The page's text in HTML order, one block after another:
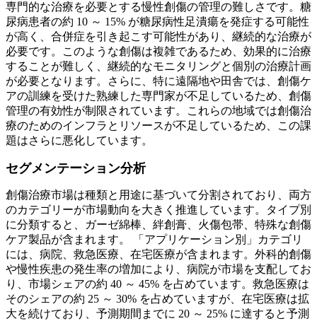
専門的な治療を必要とする慢性創傷の管理の難しさです。糖
尿病患者の約 10 ～ 15% が糖尿病性足潰瘍を発症する可能性
が高く、合併症を引き起こす可能性があり、継続的な治療が
必要です。このような創傷は複雑であるため、効果的に治療
することが難しく、継続的なモニタリングと個別の治療計画
が必要となります。さらに、特に遠隔地や田舎では、創傷ケ
アの訓練を受けた熟練した専門家が不足しているため、創傷
管理の有効性が制限されています。これらの地域では創傷治
療のためのインフラとリソースが不足しているため、この課
題はさらに悪化しています。
セグメンテーション分析
創傷治療市場は種類と用途に基づいて分割されており、両方
のカテゴリーが市場動向を大きく推進しています。タイプ別
に分類すると、ガーゼ綿棒、絆創膏、火傷包帯、特殊な創傷
ケア製品が含まれます。 「アプリケーション別」カテゴリ
には、病院、救急医療、在宅医療が含まれます。外科的創傷
や慢性疾患の発生率の増加により、病院が市場を支配してお
り、市場シェアの約 40 ～ 45% を占めています。救急医療は
そのシェアの約 25 ～ 30% を占めていますが、在宅医療は拡
大を続けており、予測期間までに 20 ～ 25% に達すると予測